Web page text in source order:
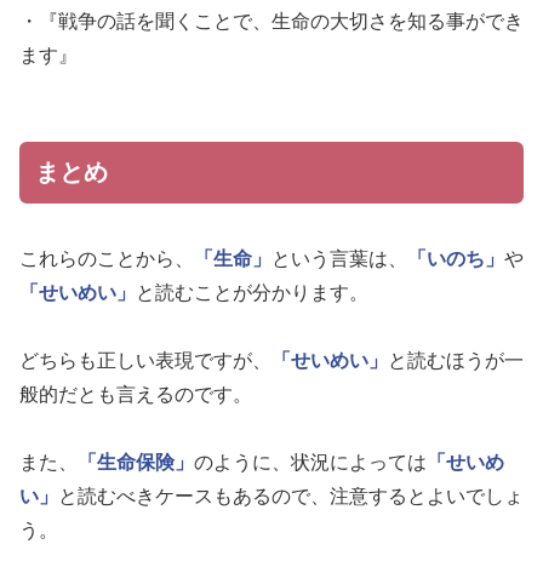
・『戦争の話を聞くことで、生命の大切さを知る事ができ
ます』
まとめ
これらのことから、 「生命」 という言葉は、 「いのち」 や
「せいめい」
と読むことが分かります。
どちらも正しい表現ですが、 「せいめい」
と読むほうが一
般的だとも言えるのです。
また、 「生命保険」 のように、状況によっては 「せいめ
い」
と読むべきケースもあるので、注意するとよいでしょ
う。